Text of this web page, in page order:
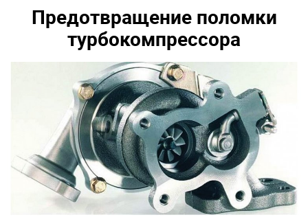
Предотвращение поломки
турбокомпрессора